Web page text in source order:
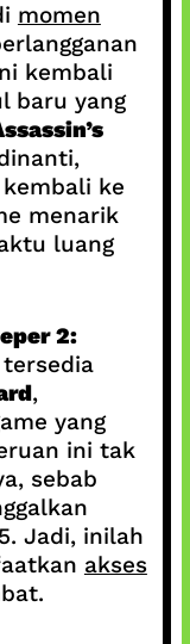
momen
kembali
baru yang
ke
menarik
luang
2:
,
yang
ini tak
sebab
Jadi, inilah
akses